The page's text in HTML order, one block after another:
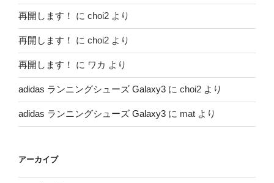
再開します！ に choi2 より
再開します！ に choi2 より
再開します！ に ワカ より
adidas ランニングシューズ Galaxy3 に choi2 より
adidas ランニングシューズ Galaxy3 に mat より
アーカイブ